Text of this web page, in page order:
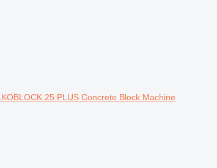
25 PLUS Concrete Block Machine